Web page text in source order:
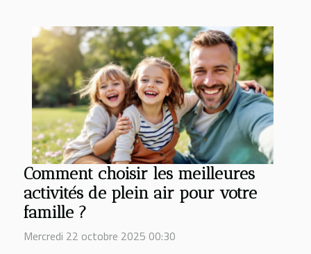
Comment choisir les meilleures
activités de plein air pour votre
famille ?
Mercredi 22 octobre 2025 00:30